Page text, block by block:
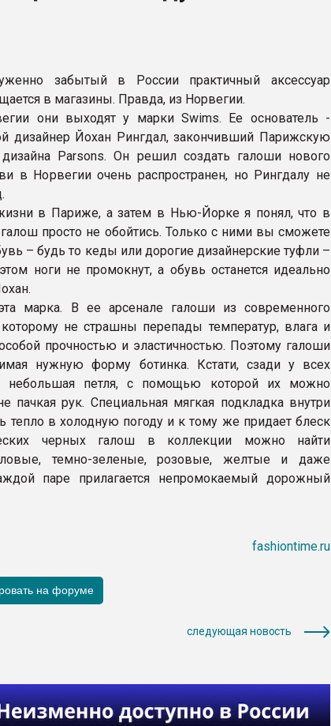
забытый в России практичный аксессуар
в магазины. Правда, из Норвегии.
они выходят у марки Swims. Ее основатель -
дизайнер Йохан Рингдал, закончивший Парижскую
Parsons. Он решил создать галоши нового
в Норвегии очень распространен, но Рингдалу не
в Париже, а затем в Нью-Йорке я понял, что в
просто не обойтись. Только с ними вы сможете
– будь то кеды или дорогие дизайнерские туфли –
ноги не промокнут, а обувь останется идеально
марка. В ее арсенале галоши из современного
не страшны перепады температур, влага и
прочностью и эластичностью. Поэтому галоши
нужную форму ботинка. Кстати, сзади у всех
небольшая петля, с помощью которой их можно
пачкая рук. Специальная мягкая подкладка внутри
тепло в холодную погоду и к тому же придает блеск
черных галош в коллекции можно найти
темно-зеленые, розовые, желтые и даже
паре прилагается непромокаемый дорожный
fashiontime.ru
следующая новость